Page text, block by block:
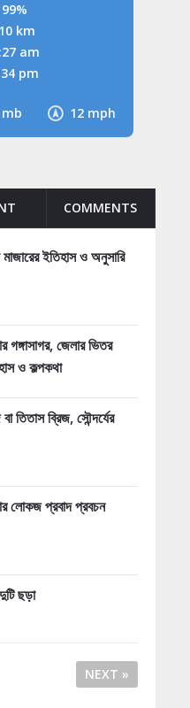
mb 12 mph
99%
10 km
am
pm
COMMENTS
ইতিহাস ও অনুসারি
গঙ্গাসাগর, জেলার ভিতর
ও কল্পকথা
তিতাস ব্রিজ, সৌন্দর্যের
লোকজ প্রবাদ প্রবচন
ছড়া
NEXT »